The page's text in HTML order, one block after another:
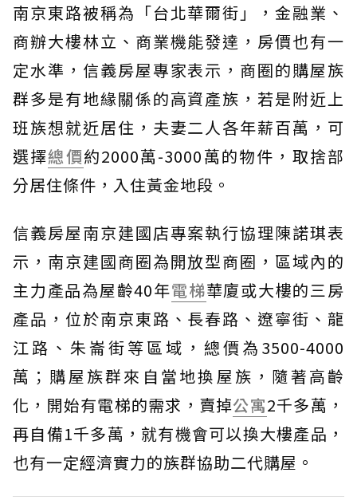
南京東路被稱為「台北華爾街」，金融業、
商辦大樓林立、商業機能發達，房價也有一
定水準，信義房屋專家表示，商圈的購屋族
群多是有地緣關係的高資產族，若是附近上
班族想就近居住，夫妻二人各年薪百萬，可
選擇總價約2000萬-3000萬的物件，取捨部
分居住條件，入住黃金地段。
信義房屋南京建國店專案執行協理陳諾琪表
示，南京建國商圈為開放型商圈，區域內的
主力產品為屋齡40年電梯華廈或大樓的三房
產品，位於南京東路、長春路、遼寧街、龍
江路、朱崙街等區域，總價為3500-4000
萬；購屋族群來自當地換屋族，隨著高齡
化，開始有電梯的需求，賣掉公寓2千多萬，
再自備1千多萬，就有機會可以換大樓產品，
也有一定經濟實力的族群協助二代購屋。